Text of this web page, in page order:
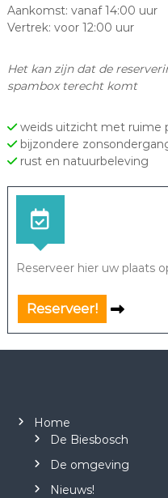
Aankomst: vanaf 14:00 uur
Vertrek: voor 12:00 uur
Het kan zijn dat de
spambox terecht komt
weids uitzicht met ruime
bijzondere
rust en natuurbeleving
Reserveer hier uw plaats
Reserveer!
Home
De Biesbosch
De omgeving
Nieuws!